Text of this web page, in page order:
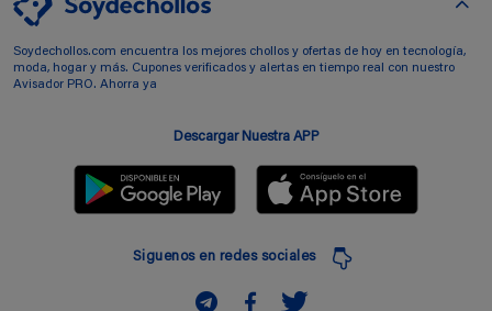
Soydechollos.com encuentra los mejores chollos y ofertas de hoy en tecnología,
moda, hogar y más. Cupones verificados y alertas en tiempo real con nuestro
Avisador PRO. Ahorra ya
Descargar Nuestra APP
Siguenos en redes sociales